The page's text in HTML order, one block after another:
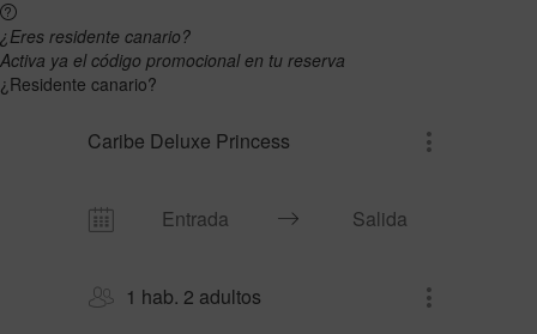
¿Eres residente canario?
Activa ya el código promocional en tu reserva
¿Residente canario?
Caribe Deluxe Princess
1 hab. 2 adultos